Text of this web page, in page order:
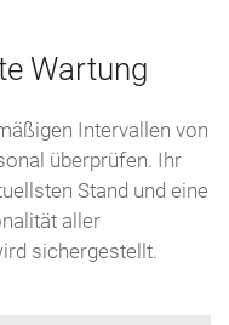
Wartung
Intervallen von
überprüfen. Ihr
Stand und eine
aller
sichergestellt.